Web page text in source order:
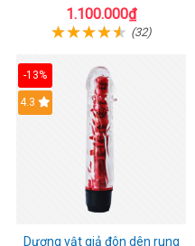
hoa
1.100.000₫
(32)
-13%
4.3
Dương vật giả đôn dên rung